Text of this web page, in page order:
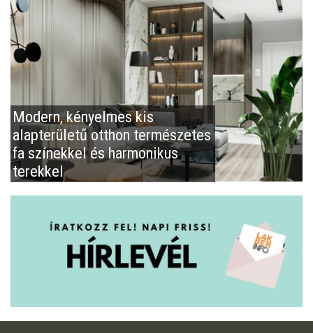
Modern, kényelmes kis
alapterületű otthon természetes
fa színekkel és harmonikus
terekkel